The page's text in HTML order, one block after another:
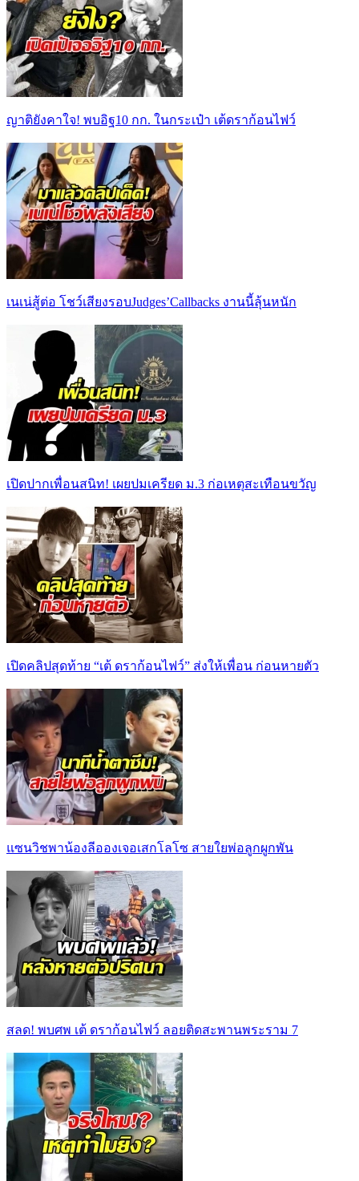
ญาติยังคาใจ! พบอิฐ10 กก. ในกระเป๋า เต้ดราก้อนไฟว์
เนเน่สู้ต่อ โชว์เสียงรอบJudges’Callbacks งานนี้ลุ้นหนัก
เปิดปากเพื่อนสนิท! เผยปมเครียด ม.3 ก่อเหตุสะเทือนขวัญ
เปิดคลิปสุดท้าย “เต้ ดราก้อนไฟว์” ส่งให้เพื่อน ก่อนหายตัว
แซนวิชพาน้องลีอองเจอเสกโลโซ สายใยพ่อลูกผูกพัน
สลด! พบศพ เต้ ดราก้อนไฟว์ ลอยติดสะพานพระราม 7